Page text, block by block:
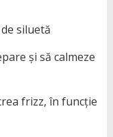
siluetă
și să calmeze
frizz, în funcție